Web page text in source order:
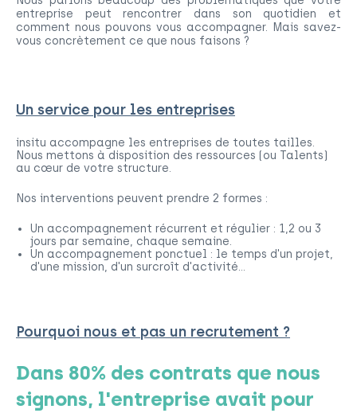
entreprise peut rencontrer dans son quotidien et
comment nous pouvons vous accompagner. Mais savez-
vous concrètement ce que nous faisons ?
Un service pour les entreprises
insitu accompagne les entreprises de toutes tailles.
Nous mettons à disposition des ressources (ou Talents)
au cœur de votre structure.
Nos interventions peuvent prendre 2 formes :
Un accompagnement récurrent et régulier : 1,2 ou 3
jours par semaine, chaque semaine.
Un accompagnement ponctuel : le temps d'un projet,
d'une mission, d'un surcroît d'activité...
Pourquoi nous et pas un recrutement ?
Dans 80% des contrats que nous
signons, l'entreprise avait pour